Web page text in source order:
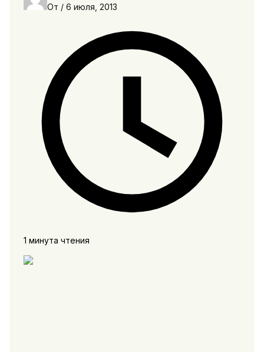
От / 6 июля, 2013
1 минута чтения